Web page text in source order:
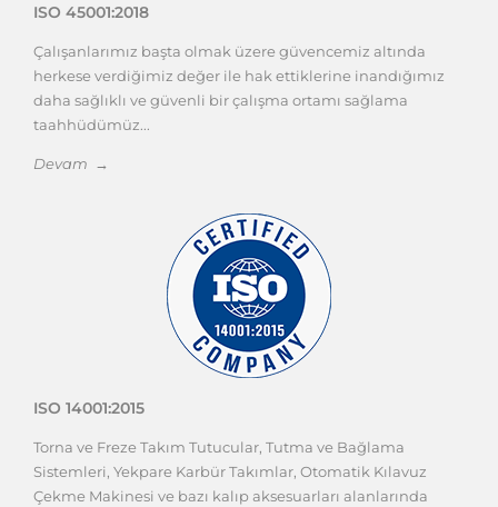
ISO 45001:2018
Çalışanlarımız başta olmak üzere güvencemiz altında
herkese verdiğimiz değer ile hak ettiklerine inandığımız
daha sağlıklı ve güvenli bir çalışma ortamı sağlama
taahhüdümüz...
Devam →
ISO 14001:2015
Torna ve Freze Takım Tutucular, Tutma ve Bağlama
Sistemleri, Yekpare Karbür Takımlar, Otomatik Kılavuz
Çekme Makinesi ve bazı kalıp aksesuarları alanlarında